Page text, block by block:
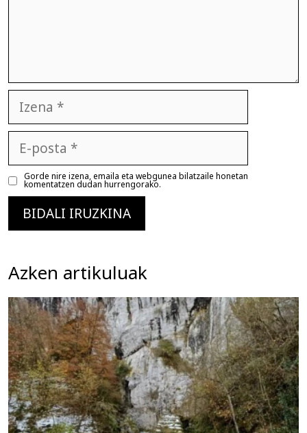
posta
Gorde nire izena, emaila eta webgunea bilatzaile honetan
komentatzen dudan hurrengorako.
Azken artikuluak